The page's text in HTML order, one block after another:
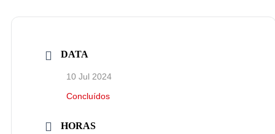
DATA
10 Jul 2024
Concluídos
HORAS